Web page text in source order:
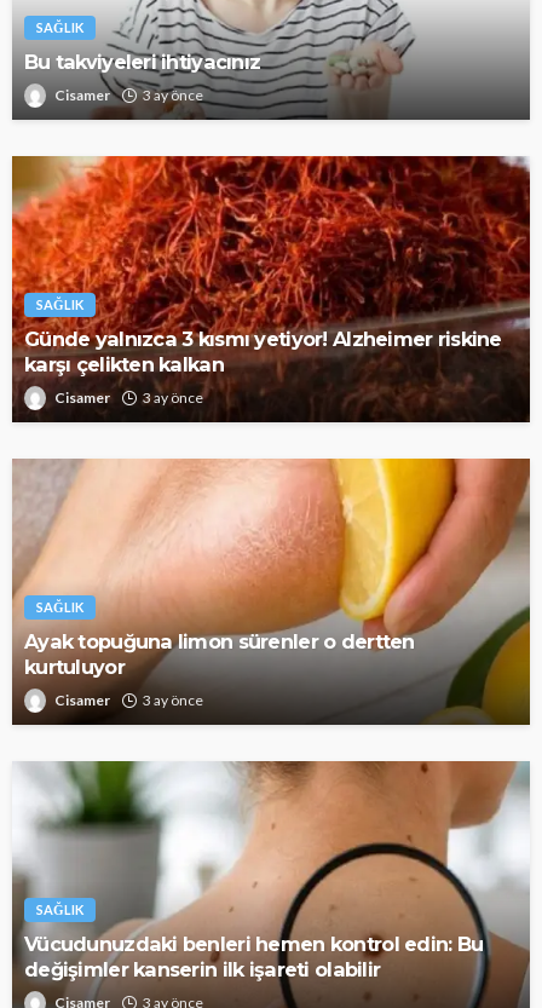
SAĞLIK
Bu takviyeleri ihtiyacınız
Cisamer 3 ay önce
SAĞLIK
Günde yalnızca 3 kısmı yetiyor! Alzheimer riskine
karşı çelikten kalkan
Cisamer 3 ay önce
SAĞLIK
Ayak topuğuna limon sürenler o dertten
kurtuluyor
Cisamer 3 ay önce
SAĞLIK
Vücudunuzdaki benleri hemen kontrol edin: Bu
değişimler kanserin ilk işareti olabilir
Cisamer 3 ay önce